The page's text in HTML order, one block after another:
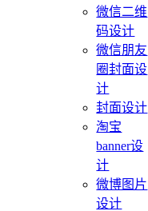
微信二维
码设计
微信朋友
圈封面设
计
封面设计
淘宝
banner设
计
微博图片
设计